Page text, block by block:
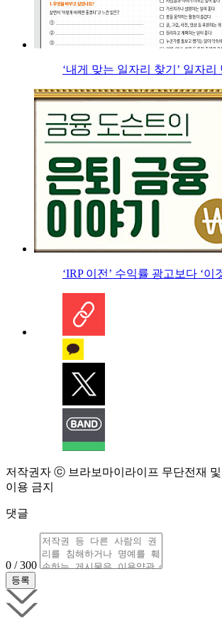
‘내게 맞는 일자리 찾기’ 일자리
‘IRP 이전’ 수익률 광고보다 ‘이
저작권자 ⓒ 브라보마이라이프 무단전재
이용 금지
댓글
0 / 300